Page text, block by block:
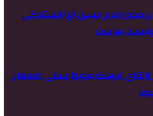
محور امام حسین (ع) ایستادگی
هاست
ارتقای فرهنگ محیط‌زیستی اصفهان